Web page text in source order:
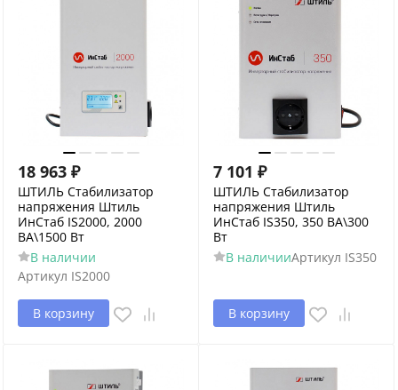
18 963 ₽
ШТИЛЬ Стабилизатор
напряжения Штиль
ИнСтаб IS2000, 2000
ВА\1500 Вт
В наличии
Артикул IS2000
В корзину
7 101 ₽
ШТИЛЬ Стабилизатор
напряжения Штиль
ИнСтаб IS350, 350 ВА\300
Вт
В наличииАртикул IS350
В корзину